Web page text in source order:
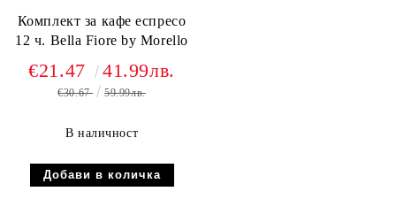
Комплект за кафе еспресо
12 ч. Bella Fiore by Morello
€21.47 41.99лв.
€30.67 59.99лв.
В наличност